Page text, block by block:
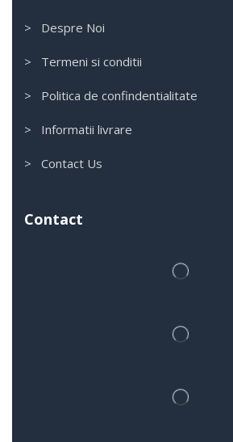
> Despre Noi
> Termeni si conditii
> Politica de confindentialitate
> Informatii livrare
> Contact Us
Contact